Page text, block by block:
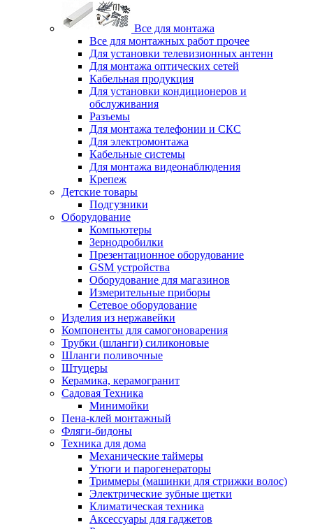
Все для монтажа
Все для монтажных работ прочее
Для установки телевизионных антенн
Для монтажа оптических сетей
Кабельная продукция
Для установки кондиционеров и
обслуживания
Разъемы
Для монтажа телефонии и СКС
Для электромонтажа
Кабельные системы
Для монтажа видеонаблюдения
Крепеж
Детские товары
Подгузники
Оборудование
Компьютеры
Зернодробилки
Презентационное оборудование
GSM устройства
Оборудование для магазинов
Измерительные приборы
Сетевое оборудование
Изделия из нержавейки
Компоненты для самогоноварения
Трубки (шланги) силиконовые
Шланги поливочные
Штуцеры
Керамика, керамогранит
Садовая Техника
Минимойки
Пена-клей монтажный
Фляги-бидоны
Техника для дома
Механические таймеры
Утюги и парогенераторы
Триммеры (машинки для стрижки волос)
Электрические зубные щетки
Климатическая техника
Аксессуары для гаджетов